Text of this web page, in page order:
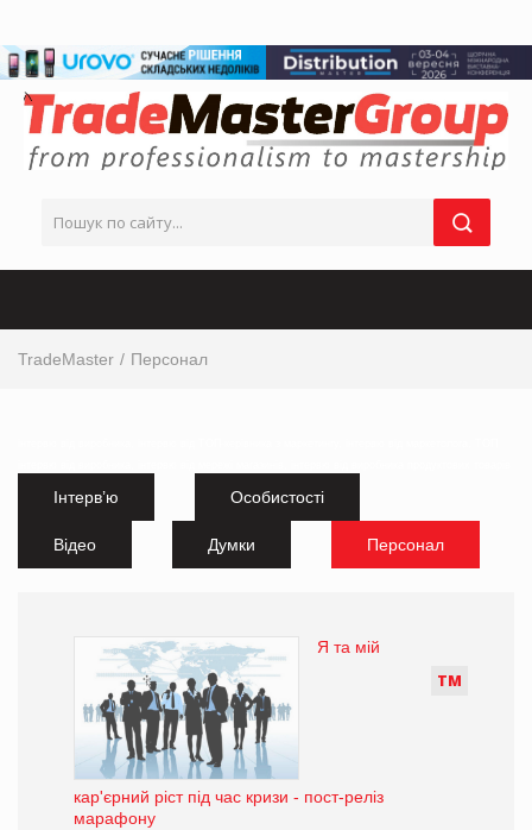
TradeMaster Персонал
Інтерв’ю Особистості
Відео Думки Персонал
ТМ
Я та мій
кар'єрний ріст під час кризи - пост-реліз
марафону